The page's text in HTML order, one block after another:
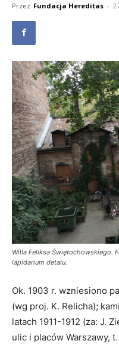
Przez Fundacja Hereditas -
Willa Feliksa Świętochowskiego.
lapidarium detalu.
Ok. 1903 r. wzniesiono
(wg proj. K. Relicha);
latach 1911-1912 (za: J.
ulic i placów Warszawy,